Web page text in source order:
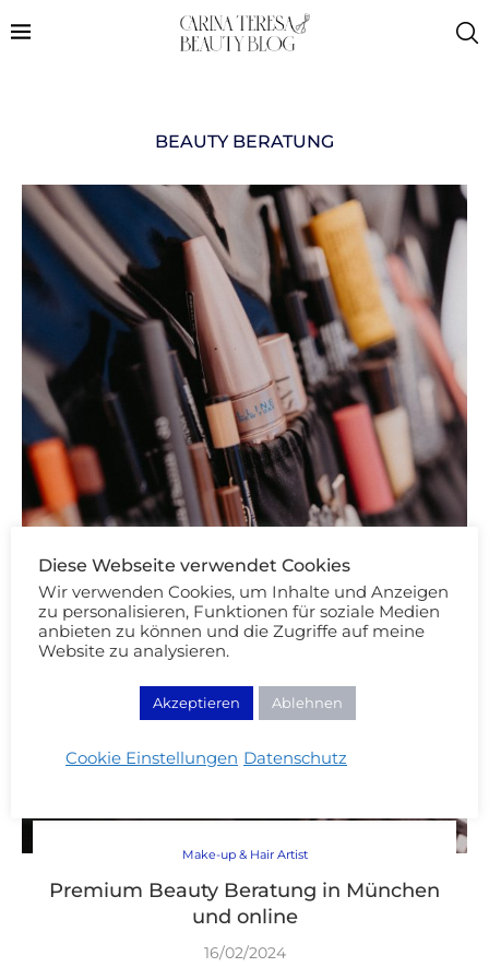
BEAUTY BERATUNG
Make-up & Hair Artist
Premium Beauty Beratung in München
und online
16/02/2024
Diese Webseite verwendet Cookies
Wir verwenden Cookies, um Inhalte und Anzeigen
zu personalisieren, Funktionen für soziale Medien
anbieten zu können und die Zugriffe auf meine
Website zu analysieren.
Akzeptieren Ablehnen
Cookie Einstellungen Datenschutz